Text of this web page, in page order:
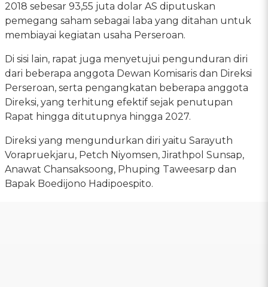
2018 sebesar 93,55 juta dolar AS diputuskan
pemegang saham sebagai laba yang ditahan untuk
membiayai kegiatan usaha Perseroan.
Di sisi lain, rapat juga menyetujui pengunduran diri
dari beberapa anggota Dewan Komisaris dan Direksi
Perseroan, serta pengangkatan beberapa anggota
Direksi, yang terhitung efektif sejak penutupan
Rapat hingga ditutupnya hingga 2027.
Direksi yang mengundurkan diri yaitu Sarayuth
Vorapruekjaru, Petch Niyomsen, Jirathpol Sunsap,
Anawat Chansaksoong, Phuping Taweesarp dan
Bapak Boedijono Hadipoespito.